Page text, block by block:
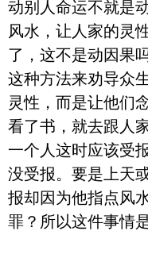
动别人命运不就是
风水，让人家的灵
了，这不是动因果
这种方法来劝导众
灵性，而是让他们
看了书，就去跟人
一个人这时应该受
没受报。要是上天
报却因为他指点风
罪？所以这件事情